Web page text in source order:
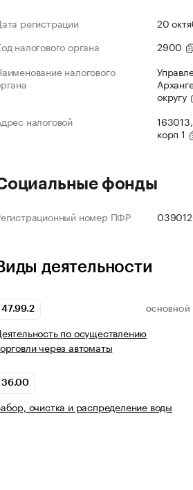
регистрации
20
налогового органа
2900
налогового
округу
налоговой
корп 1
фонды
номер ПФР
деятельности
47.99.2 ОСНОВНОЙ
по осуществлению
через автоматы
36.00
очистка и распределение воды